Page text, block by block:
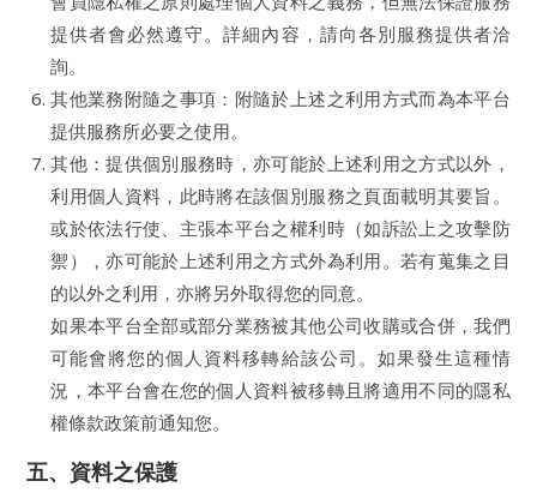
提供者會必然遵守。詳細內容，請向各別服務提供者洽
詢。
其他業務附隨之事項：附隨於上述之利用方式而為本平台
提供服務所必要之使用。
其他：提供個別服務時，亦可能於上述利用之方式以外，
利用個人資料，此時將在該個別服務之頁面載明其要旨。
或於依法行使、主張本平台之權利時（如訴訟上之攻擊防
禦），亦可能於上述利用之方式外為利用。若有蒐集之目
的以外之利用，亦將另外取得您的同意。
如果本平台全部或部分業務被其他公司收購或合併，我們
可能會將您的個人資料移轉給該公司。如果發生這種情
況，本平台會在您的個人資料被移轉且將適用不同的隱私
權條款政策前通知您。
五、資料之保護